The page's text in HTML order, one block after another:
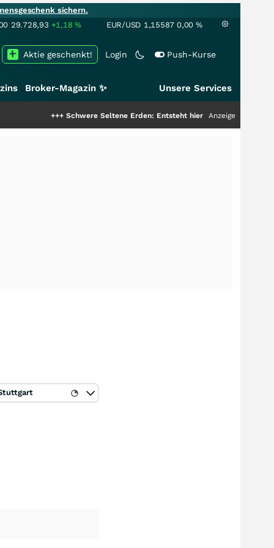
sichern.
29.728,93 +1,18% EUR/USD 1,15587 0,00 %
Login Push-Kurse
Aktie geschenkt!
Broker-Magazin ✨ Unsere Services
Schwere Seltene Erden: Entsteht hier die nächste Milliardenstory?
Anzeige